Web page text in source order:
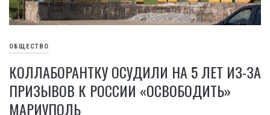
ОБЩЕСТВО
КОЛЛАБОРАНТКУ ОСУДИЛИ НА 5 ЛЕТ ИЗ-ЗА
ПРИЗЫВОВ К РОССИИ «ОСВОБОДИТЬ»
МАРИУПОЛЬ